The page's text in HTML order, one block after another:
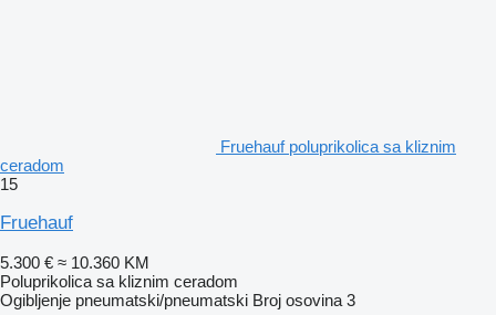
Fruehauf poluprikolica sa kliznim
ceradom
15
Fruehauf
5.300 € ≈ 10.360 KM
Poluprikolica sa kliznim ceradom
Ogibljenje pneumatski/pneumatski Broj osovina 3